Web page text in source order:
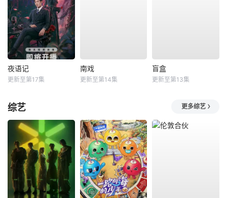
夜语记
更新至第17集
南戏
更新至第14集
盲盒
更新至第13集
综艺 更多综艺